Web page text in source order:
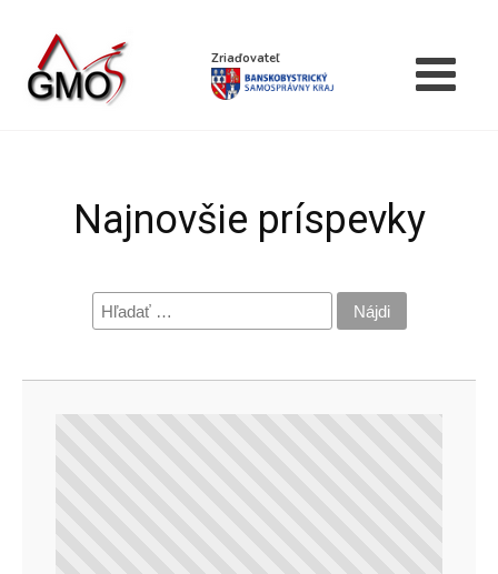
Zriaďovateľ
Najnovšie príspevky
Hľadať: